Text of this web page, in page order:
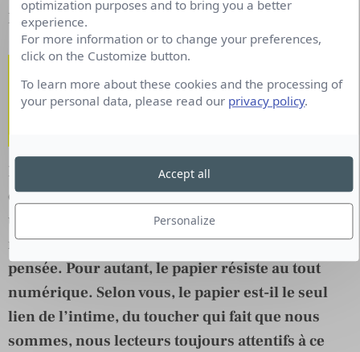
la hi Tech.
D’où la signature « La
technologie est l’opium du
L’abandon du papier est une logique récurrente
de la modernité, d’une rentabilité non trouvée,
un nouveau format informationnel, un nouveau
rapport avec son lectorat twittant plus vite que sa
pensée. Pour autant, le papier résiste au tout
numérique. Selon vous, le papier est-il le seul
lien de l’intime, du toucher qui fait que nous
sommes, nous lecteurs toujours attentifs à ce
optimization purposes and to bring you a better
experience.
For more information or to change your preferences,
click on the Customize button.
To learn more about these cookies and the processing of
your personal data, please read our privacy policy.
Personalize
Accept all